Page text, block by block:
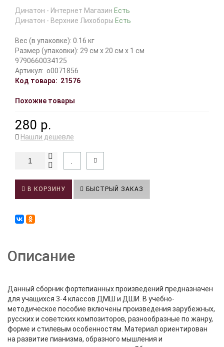
Динатон - Интернет Магазин Есть
Динатон - Верхние Лихоборы Есть
Вес (в упаковке): 0.16 кг
Размер (упаковки): 29 см x 20 см x 1 см
9790660034125
Артикул: о0071856
Код товара: 21576
Похожие товары
280 р.
Нашли дешевле
В КОРЗИНУ БЫСТРЫЙ ЗАКАЗ
Описание
Данный сборник фортепианных произведений предназначен
для учащихся 3-4 классов ДМШ и ДШИ. В учебно-
методическое пособие включены произведения зарубежных,
русских и советских композиторов, разнообразные по жанру,
форме и стилевым особенностям. Материал ориентирован
на развитие пианизма, образного мышления и